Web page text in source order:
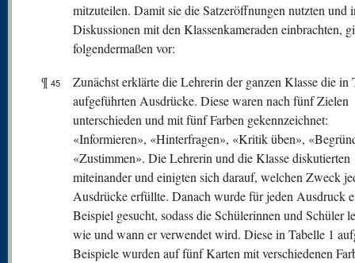
mitzuteilen. Damit sie die Satzeröffnungen nutzten und
Diskussionen mit den Klassenkameraden einbrachten,
folgendermaßen vor:
¶ 45
Zunächst erklärte die Lehrerin der ganzen Klasse die in
aufgeführten Ausdrücke. Diese waren nach fünf Zielen
unterschieden und mit fünf Farben gekennzeichnet:
«Informieren», «Hinterfragen», «Kritik üben»,
«Zustimmen». Die Lehrerin und die Klasse diskutierten
miteinander und einigten sich darauf, welchen Zweck
Ausdrücke erfüllte. Danach wurde für jeden Ausdruck
Beispiel gesucht, sodass die Schülerinnen und Schüler
wie und wann er verwendet wird. Diese in Tabelle 1
Beispiele wurden auf fünf Karten mit verschiedenen